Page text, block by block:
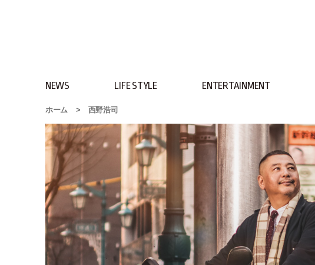
NEWS LIFE STYLE ENTERTAINMENT
ホーム > 西野浩司